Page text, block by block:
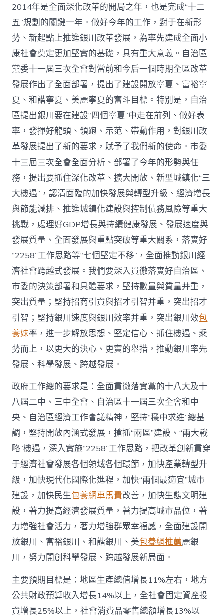
一
包
養
網
政
府
工
作
報
告
(全
文)_
中
國
發
展
門
戶
網
－
國
家
發
展
門
戶〉
中
2014年是全面深化改革的開局之年，也是完成“十二
五”規劃的關鍵一年。做好今年的工作，對于在新形
勢、新起點上推進銀川改革發展，為率先建成全面小
康社會奠定更加堅實的基礎，具有重大意義。自治區
黨委十一屆三次全會對當前和今后一個時期全區改革
發展作出了全面部署，提出了建設開放寧夏、富裕寧
夏、和諧寧夏、美麗寧夏的奮斗目標。特別是，自治
區提出銀川要在建設“四個寧夏”中走在前列、做好表
率，發揮好龍頭、領跑、示范、帶動作用，對銀川改
革發展提出了新的要求，賦予了我們新的使命。市委
十三屆三次全會全面分析、部署了今年的形勢與任
務，提出要抓住深化改革、擴大開放、新型城鎮化“三
大機遇”，認清面臨的加快發展與轉型升級、經濟增長
與節能減排、推進城鎮化建設與控制債務風險等重大
挑戰，處理好GDP增長與持續健康發展、發展速度與
發展質量、全面發展與重點突破等重大關系，落實好
“2258”工作思路等“七個堅定不移”，全面推動銀川經
濟社會跨越式發展。我們要深入貫徹落實好自治區、
市委的決策部署和具體要求，堅持數量與質量并重，
突出質量；堅持招商引資與招才引智并重，突出招才
引智；堅持銀川速度與銀川效率并重，突出銀川效包
養妹率，進一步解放思想、堅定信心、抓住機遇、乘
勢而上，以更大的決心、更實的舉措，推動銀川率先
發展、科學發展、跨越發展。
政府工作總的要求是：全面貫徹落實黨的十八大及十
八屆二中、三中全會、自治區十一屆三次全會和中
央、自治區經濟工作會議精神，堅持“穩中求進”總基
調，堅持開放內涵式發展，搶抓“兩區”建設、“兩大戰
略”機遇，深入實施“2258”工作思路，把改革創新貫穿
于經濟社會發展各個領域各個環節，加快產業轉型升
級，加快現代化國際化進程，加快“兩個最適宜”城市
建設，加快民生包養網車馬費改善，加快生態文明建
設，著力提高經濟發展質量，著力提高城市品位，著
力增強社會活力，著力增強群眾幸福感，全面建設開
放銀川、富裕銀川、和諧銀川、美包養網推薦麗銀
川，努力開創科學發展、跨越發展新局面。
主要預期目標是：地區生產總值增長11%左右，地方
公共財政預算收入增長14%以上，全社會固定資產投
資增長25%以上，社會消費品零售總額增長13%以